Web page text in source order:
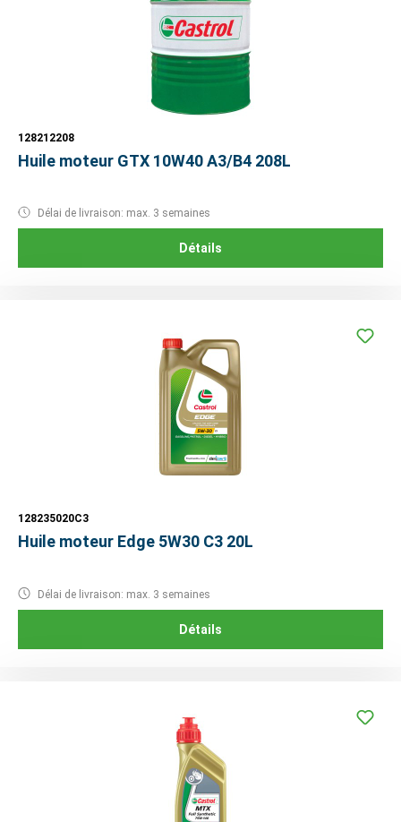
128212208
Huile moteur GTX 10W40 A3/B4 208L
Délai de livraison: max. 3 semaines
Détails
128235020C3
Huile moteur Edge 5W30 C3 20L
Délai de livraison: max. 3 semaines
Détails